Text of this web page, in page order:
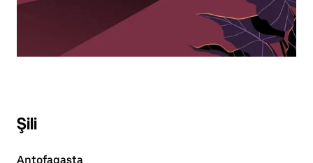
Şili
Antofagasta